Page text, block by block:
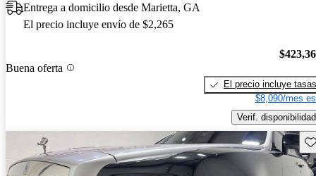
Entrega a domicilio desde Marietta, GA
El precio incluye envío de $2,265
Buena oferta
El precio incluye tasas
$8,090/mes
Verif. disponibilidad